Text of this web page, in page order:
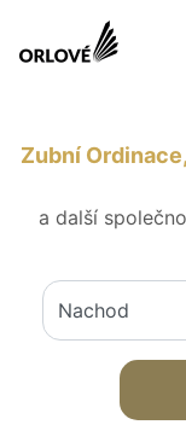
Zubní
a další